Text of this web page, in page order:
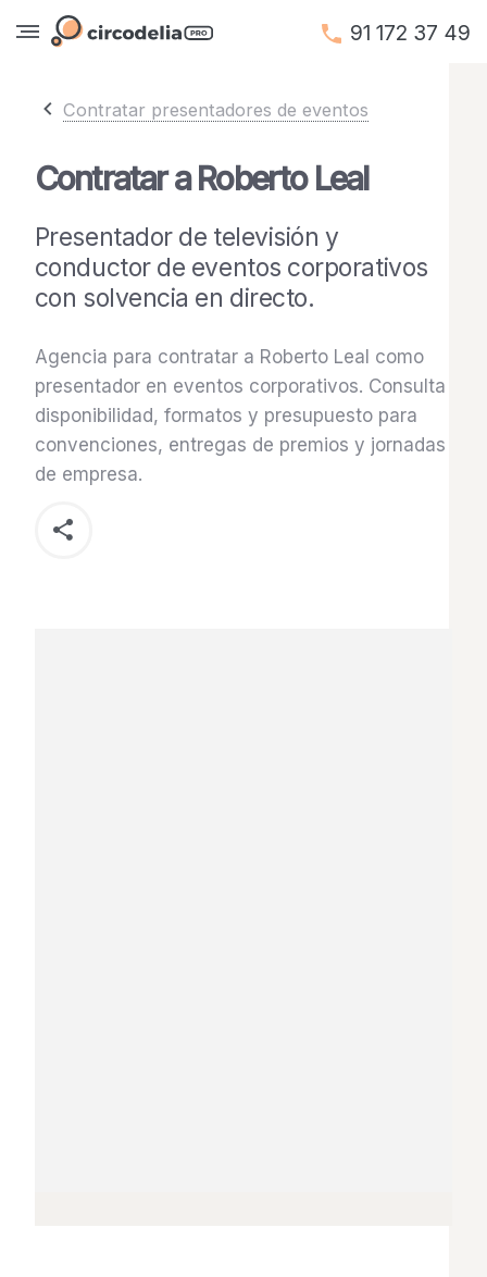
91 172 37 49
Contratar presentadores de eventos
Contratar a Roberto Leal
Presentador de televisión y
conductor de eventos corporativos
con solvencia en directo.
Agencia para contratar a Roberto Leal como
presentador en eventos corporativos. Consulta
disponibilidad, formatos y presupuesto para
convenciones, entregas de premios y jornadas
de empresa.